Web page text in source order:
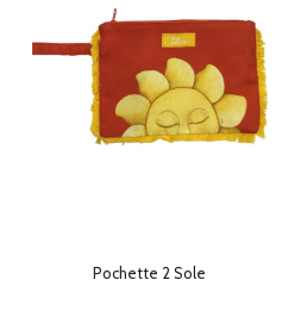
Pochette 2 Sole